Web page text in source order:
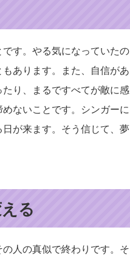
す。やる気になっていたの
あります。また、自信があ
り、まるですべてが敵に感
ないことです。シンガーに
が来ます。そう信じて、夢
る
人の真似で終わりです。そ